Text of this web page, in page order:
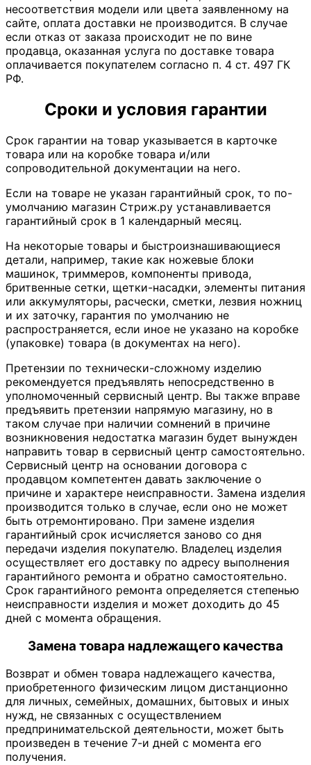
несоответствия модели или цвета заявленному на
сайте, оплата доставки не производится. В случае
если отказ от заказа происходит не по вине
продавца, оказанная услуга по доставке товара
оплачивается покупателем согласно п. 4 ст. 497 ГК
РФ.
Сроки и условия гарантии
Срок гарантии на товар указывается в карточке
товара или на коробке товара и/или
сопроводительной документации на него.
Если на товаре не указан гарантийный срок, то по-
умолчанию магазин Стриж.ру устанавливается
гарантийный срок в 1 календарный месяц.
На некоторые товары и быстроизнашивающиеся
детали, например, такие как ножевые блоки
машинок, триммеров, компоненты привода,
бритвенные сетки, щетки-насадки, элементы питания
или аккумуляторы, расчески, сметки, лезвия ножниц
и их заточку, гарантия по умолчанию не
распространяется, если иное не указано на коробке
(упаковке) товара (в документах на него).
Претензии по технически-сложному изделию
рекомендуется предъявлять непосредственно в
уполномоченный сервисный центр. Вы также вправе
предъявить претензии напрямую магазину, но в
таком случае при наличии сомнений в причине
возникновения недостатка магазин будет вынужден
направить товар в сервисный центр самостоятельно.
Сервисный центр на основании договора с
продавцом компетентен давать заключение о
причине и характере неисправности. Замена изделия
производится только в случае, если оно не может
быть отремонтировано. При замене изделия
гарантийный срок исчисляется заново со дня
передачи изделия покупателю. Владелец изделия
осуществляет его доставку по адресу выполнения
гарантийного ремонта и обратно самостоятельно.
Срок гарантийного ремонта определяется степенью
неисправности изделия и может доходить до 45
дней с момента обращения.
Замена товара надлежащего качества
Возврат и обмен товара надлежащего качества,
приобретенного физическим лицом дистанционно
для личных, семейных, домашних, бытовых и иных
нужд, не связанных с осуществлением
предпринимательской деятельности, может быть
произведен в течение 7-и дней с момента его
получения.